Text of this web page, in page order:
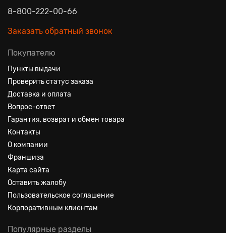
8-800-222-00-66
Заказать обратный звонок
Покупателю
Пункты выдачи
Проверить статус заказа
Доставка и оплата
Вопрос-ответ
Гарантия, возврат и обмен товара
Контакты
О компании
Франшиза
Карта сайта
Оставить жалобу
Пользовательское соглашение
Корпоративным клиентам
Популярные разделы